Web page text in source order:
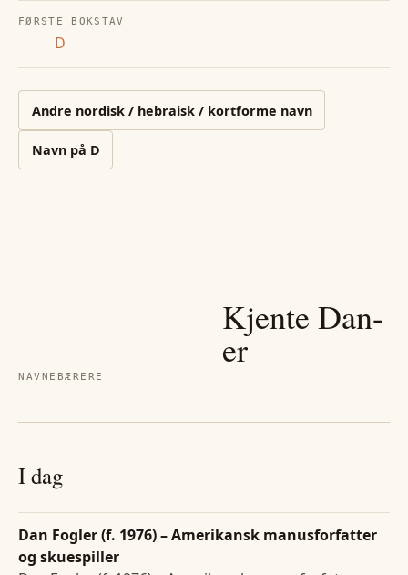
FØRSTE BOKSTAV
D
Andre nordisk / hebraisk / kortforme navn
Navn på D
NAVNEBÆRERE
Kjente Dan-
er
I dag
Dan Fogler (f. 1976) – Amerikansk manusforfatter
og skuespiller